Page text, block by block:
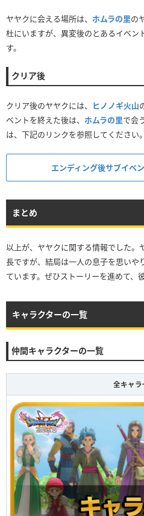
ヤヤクに会える場所は、 ホムラの里の
杜にいますが、異変後のとあるイベン
す。
クリア後
クリア後のヤヤクには、 ヒノノギ火山
ベントを終えた後は、 ホムラの里で会
は、下記のリンクを参照してください。
エンディング後サブイベ
まとめ
以上が、ヤヤクに関する情報でした。
長ですが、結局は一人の息子を思いや
ています。ぜひストーリーを進めて、
キャラクターの一覧
仲間キャラクターの一覧
全キャラ